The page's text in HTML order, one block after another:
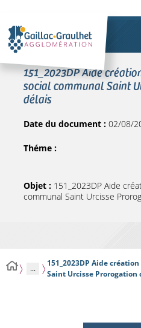
151_2023DP Aide
social communal Saint
délais
Date du document : 02/08/
Théme :
Objet : 151_2023DP Aide
communal Saint Urcisse
...
151_2023DP Aide
Saint Urcisse Prorogation